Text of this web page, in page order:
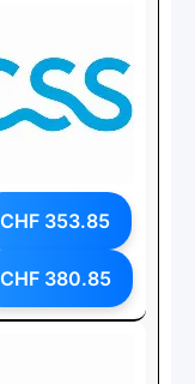
CHF 353.85
CHF 380.85